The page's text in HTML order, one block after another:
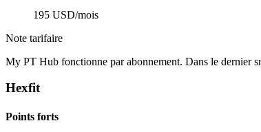
195 USD/mois
Note tarifaire
My PT Hub fonctionne par abonnement. Dans le dernier
Hexfit
Points forts